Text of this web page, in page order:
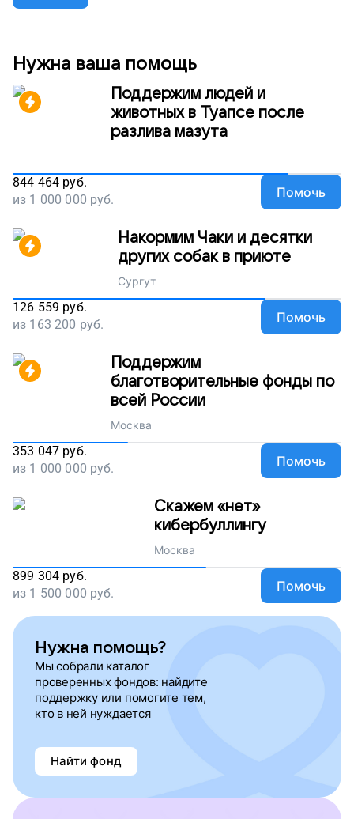
Нужна ваша помощь
Поддержим людей и
животных в Туапсе после
разлива мазута
844 464 руб.
из 1 000 000 руб. Помочь
Накормим Чаки и десятки
других собак в приюте
Сургут
126 559 руб.
из 163 200 руб. Помочь
Поддержим
благотворительные фонды по
всей России
Москва
353 047 руб.
из 1 000 000 руб. Помочь
Скажем «нет»
кибербуллингу
Москва
899 304 руб.
из 1 500 000 руб. Помочь
Нужна помощь?
Мы собрали каталог
проверенных фондов: найдите
поддержку или помогите тем,
кто в ней нуждается
Найти фонд